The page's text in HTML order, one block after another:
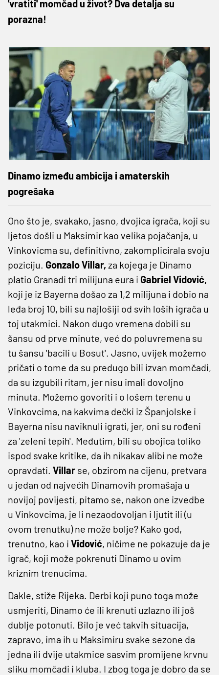
'vratiti' momčad u život? Dva detalja su
porazna!
Dinamo između ambicija i amaterskih
pogrešaka
Ono što je, svakako, jasno, dvojica igrača, koji su
ljetos došli u Maksimir kao velika pojačanja, u
Vinkovicma su, definitivno, zakomplicirala svoju
poziciju. Gonzalo Villar, za kojega je Dinamo
platio Granadi tri milijuna eura i Gabriel Vidović,
koji je iz Bayerna došao za 1,2 milijuna i dobio na
leđa broj 10, bili su najlošiji od svih loših igrača u
toj utakmici. Nakon dugo vremena dobili su
šansu od prve minute, već do poluvremena su
tu šansu 'bacili u Bosut'. Jasno, uvijek možemo
pričati o tome da su predugo bili izvan momčadi,
da su izgubili ritam, jer nisu imali dovoljno
minuta. Možemo govoriti i o lošem terenu u
Vinkovcima, na kakvima dečki iz Španjolske i
Bayerna nisu naviknuli igrati, jer, oni su rođeni
za 'zeleni tepih'. Međutim, bili su obojica toliko
ispod svake kritike, da ih nikakav alibi ne može
opravdati. Villar se, obzirom na cijenu, pretvara
u jedan od najvećih Dinamovih promašaja u
novijoj povijesti, pitamo se, nakon one izvedbe
u Vinkovcima, je li nezaodovoljan i ljutit ili (u
ovom trenutku) ne može bolje? Kako god,
trenutno, kao i Vidović, ničime ne pokazuje da je
igrač, koji može pokrenuti Dinamo u ovim
kriznim trenucima.
Dakle, stiže Rijeka. Derbi koji puno toga može
usmjeriti, Dinamo će ili krenuti uzlazno ili još
dublje potonuti. Bilo je već takvih situacija,
zapravo, ima ih u Maksimiru svake sezone da
jedna ili dvije utakmice sasvim promijene krvnu
sliku momčadi i kluba. I zbog toga je dobro da se